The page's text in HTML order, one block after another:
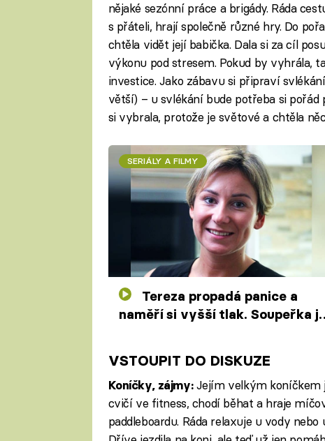
nějaké sezónní práce a brigády. Ráda
s přáteli, hrají společně různé hry. Do
chtěla vidět její babička. Dala si za cíl
výkonu pod stresem. Pokud by vyhrála,
investice. Jako zábavu si připraví
větší) – u svlékání bude potřeba si
si vybrala, protože je světové a chtěla
SERIÁLY A FILMY
naměří si vyšší tlak. Soupeřka ji
VSTOUPIT DO DISKUZE
Koníčky, zájmy: Jejím velkým koníčkem
cvičí ve fitness, chodí běhat a hraje
paddleboardu. Ráda relaxuje u vody